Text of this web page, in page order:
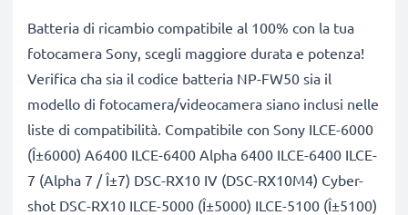
Batteria di ricambio compatibile al 100% con la tua
fotocamera Sony, scegli maggiore durata e potenza!
Verifica cha sia il codice batteria NP-FW50 sia il
modello di fotocamera/videocamera siano inclusi nelle
liste di compatibilità. Compatibile con Sony ILCE-6000
(Î±6000) A6400 ILCE-6400 Alpha 6400 ILCE-6400 ILCE-
7 (Alpha 7 / Î±7) DSC-RX10 IV (DSC-RX10M4) Cyber-
shot DSC-RX10 ILCE-5000 (Î±5000) ILCE-5100 (Î±5100)